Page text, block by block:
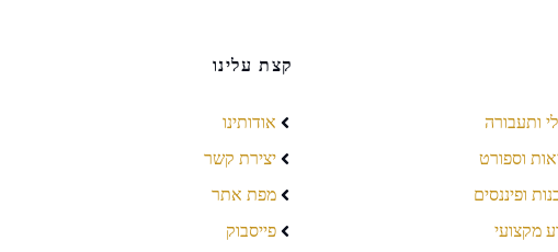
ותעבורה
וספורט
ופיננסים
מקצועי
קצת עלינו
אודותינו
יצירת קשר
מפת אתר
פייסבוק